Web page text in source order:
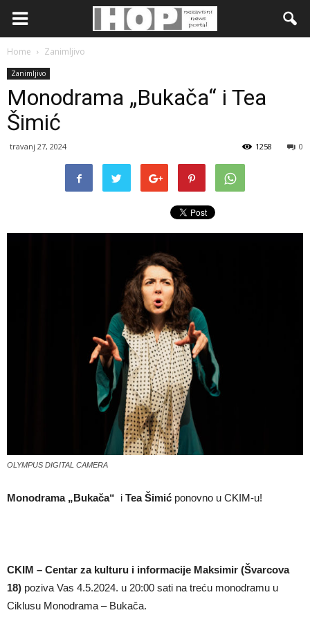
Home Zanimljivo
Zanimljivo
Monodrama „Bukača“ i Tea
Šimić
travanj 27, 2024 0
1258
OLYMPUS DIGITAL CAMERA
Monodrama „Bukača“ i Tea Šimić ponovno u CKIM-u!
CKIM – Centar za kulturu i informacije Maksimir (Švarcova
18) poziva Vas 4.5.2024. u 20:00 sati na treću monodramu u
Ciklusu Monodrama – Bukača.